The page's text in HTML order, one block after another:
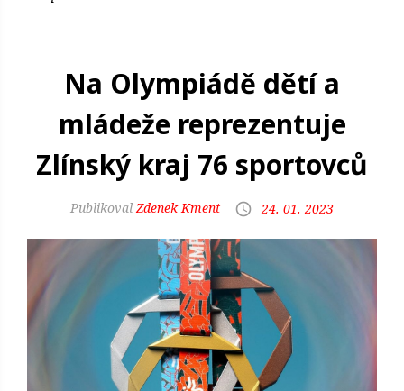
Na Olympiádě dětí a
mládeže reprezentuje
Zlínský kraj 76 sportovců
Zdenek Kment 24. 01. 2023